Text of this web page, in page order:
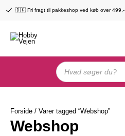
🇩🇰 Fri fragt til pakkeshop ved køb over 499,-
Products
search
Forside / Varer tagged “Webshop”
Webshop